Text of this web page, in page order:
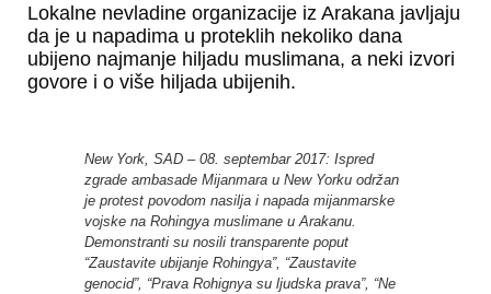
Lokalne nevladine organizacije iz Arakana javljaju
da je u napadima u proteklih nekoliko dana
ubijeno najmanje hiljadu muslimana, a neki izvori
govore i o više hiljada ubijenih.
New York, SAD – 08. septembar 2017: Ispred
zgrade ambasade Mijanmara u New Yorku održan
je protest povodom nasilja i napada mijanmarske
vojske na Rohingya muslimane u Arakanu.
Demonstranti su nosili transparente poput
“Zaustavite ubijanje Rohingya”, “Zaustavite
genocid”, “Prava Rohignya su ljudska prava”, “Ne